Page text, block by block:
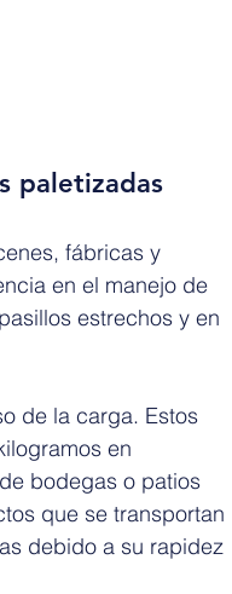
paletizadas
fábricas y
en el manejo de
estrechos y en
de la carga. Estos
en
bodegas o patios
que se transportan
debido a su rapidez